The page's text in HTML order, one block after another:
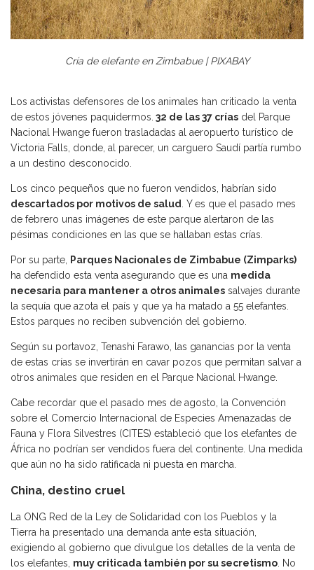
Cría de elefante en Zimbabue | PIXABAY
Los activistas defensores de los animales han criticado la venta
de estos jóvenes paquidermos. 32 de las 37 crías del Parque
Nacional Hwange fueron trasladadas al aeropuerto turístico de
Victoria Falls, donde, al parecer, un carguero Saudí partía rumbo
a un destino desconocido.
Los cinco pequeños que no fueron vendidos, habrían sido
descartados por motivos de salud. Y es que el pasado mes
de febrero unas imágenes de este parque alertaron de las
pésimas condiciones en las que se hallaban estas crías.
Por su parte, Parques Nacionales de Zimbabue (Zimparks)
ha defendido esta venta asegurando que es una medida
necesaria para mantener a otros animales salvajes durante
la sequía que azota el país y que ya ha matado a 55 elefantes.
Estos parques no reciben subvención del gobierno.
Según su portavoz, Tenashi Farawo, las ganancias por la venta
de estas crías se invertirán en cavar pozos que permitan salvar a
otros animales que residen en el Parque Nacional Hwange.
Cabe recordar que el pasado mes de agosto, la Convención
sobre el Comercio Internacional de Especies Amenazadas de
Fauna y Flora Silvestres (CITES) estableció que los elefantes de
África no podrían ser vendidos fuera del continente. Una medida
que aún no ha sido ratificada ni puesta en marcha.
China, destino cruel
La ONG Red de la Ley de Solidaridad con los Pueblos y la
Tierra ha presentado una demanda ante esta situación,
exigiendo al gobierno que divulgue los detalles de la venta de
los elefantes, muy criticada también por su secretismo. No